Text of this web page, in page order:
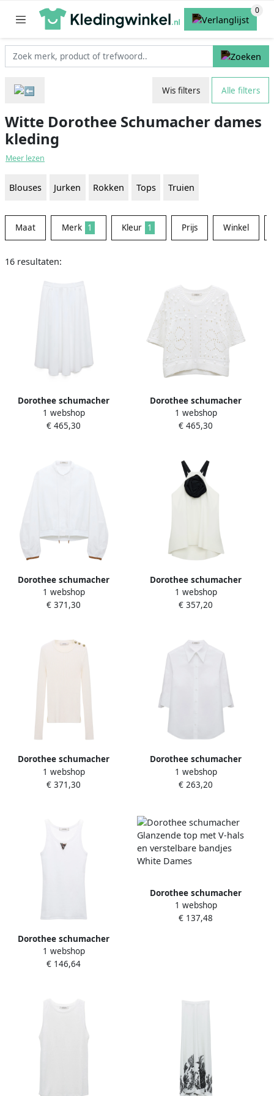
Wis filters Alle filters
Witte Dorothee Schumacher dames
kleding
Meer lezen
Blouses Jurken Rokken Tops Truien
Maat Merk 1 Kleur 1 Prijs Winkel
16 resultaten:
Dorothee schumacher
Zwaaiende Poplin Blouse
White Dames
1 webshop
€ 465,30
Dorothee schumacher
Bohemian Mood Gebreide
Trui White Dames
1 webshop
€ 465,30
Dorothee schumacher
Poplin Power blouse body
White Dames
1 webshop
€ 371,30
Dorothee schumacher
Strandtop voor dagelijks
gebruik White Dames
1 webshop
€ 357,20
Dorothee schumacher
Comfortabele pullover voor
essentiële stijl White Dames
1 webshop
€ 371,30
Dorothee schumacher
Elegante Poplin Power
Blouse White Dames
1 webshop
€ 263,20
Dorothee schumacher
Blauw versierd geribbeld
hemdje White Dames
1 webshop
€ 146,64
Dorothee schumacher
Glanzende top met V-hals
en verstelbare bandjes
1 webshop
€ 137,48